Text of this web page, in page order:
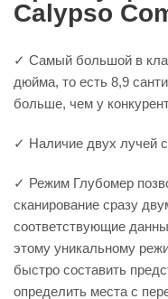
Calypso
✓ Самый большой в
дюйма, то есть 8,9
больше, чем у
✓ Наличие двух лучей
✓ Режим Глубомер
сканирование сразу
соответствующие
этому уникальному
быстро составить
определить места с